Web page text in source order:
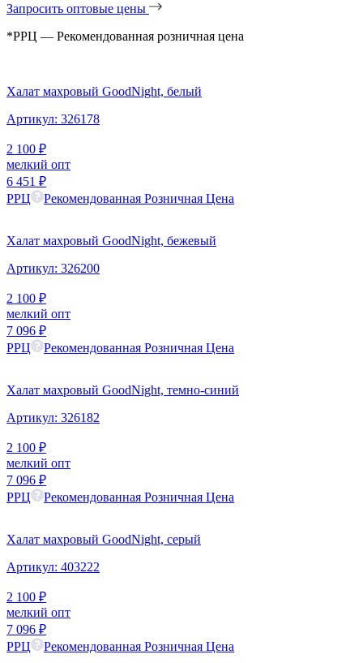
Запросить оптовые цены
*РРЦ — Рекомендованная розничная цена
Халат махровый GoodNight, белый
Артикул: 326178
2 100 ₽
мелкий опт
6 451 ₽
РРЦ
Рекомендованная Розничная Цена
Халат махровый GoodNight, бежевый
Артикул: 326200
2 100 ₽
мелкий опт
7 096 ₽
РРЦ
Рекомендованная Розничная Цена
Халат махровый GoodNight, темно-синий
Артикул: 326182
2 100 ₽
мелкий опт
7 096 ₽
РРЦ
Рекомендованная Розничная Цена
Халат махровый GoodNight, серый
Артикул: 403222
2 100 ₽
мелкий опт
7 096 ₽
РРЦ
Рекомендованная Розничная Цена